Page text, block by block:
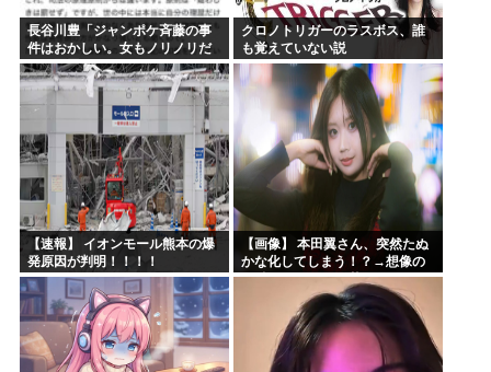
長谷川豊「ジャンポケ斉藤の事
件はおかしい。女もノリノリだ
った冤罪だろ」
クロノトリガーのラスボス、誰
も覚えていない説
【速報】 イオンモール熊本の爆
発原因が判明！！！！
【画像】 本田翼さん、突然たぬ
かな化してしまう！？→想像の
20倍はたぬかなで草w w w w w